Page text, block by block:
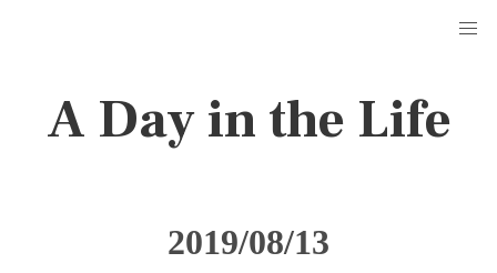
A Day in the Life
2019/08/13